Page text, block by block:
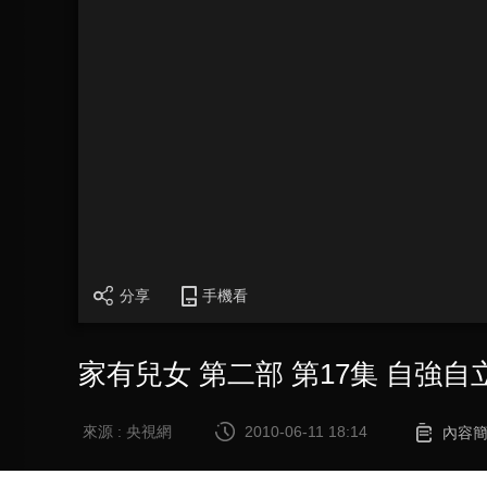
分享 手機看
家有兒女 第二部 第17集 自強自
來源 : 央視網 2010-06-11 18:14 內容